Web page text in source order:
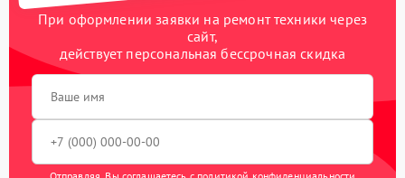
При оформлении заявки на ремонт техники через
сайт,
действует персональная бессрочная скидка